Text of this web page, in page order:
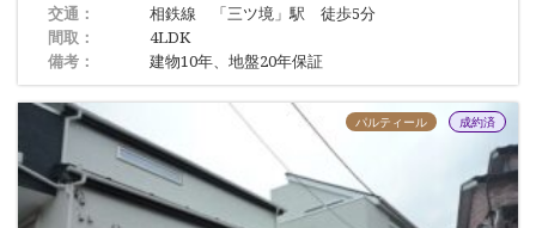
交通：
相鉄線 「三ツ境」駅 徒歩5分
間取：
4LDK
備考：
建物10年、地盤20年保証
パルティール 成約済